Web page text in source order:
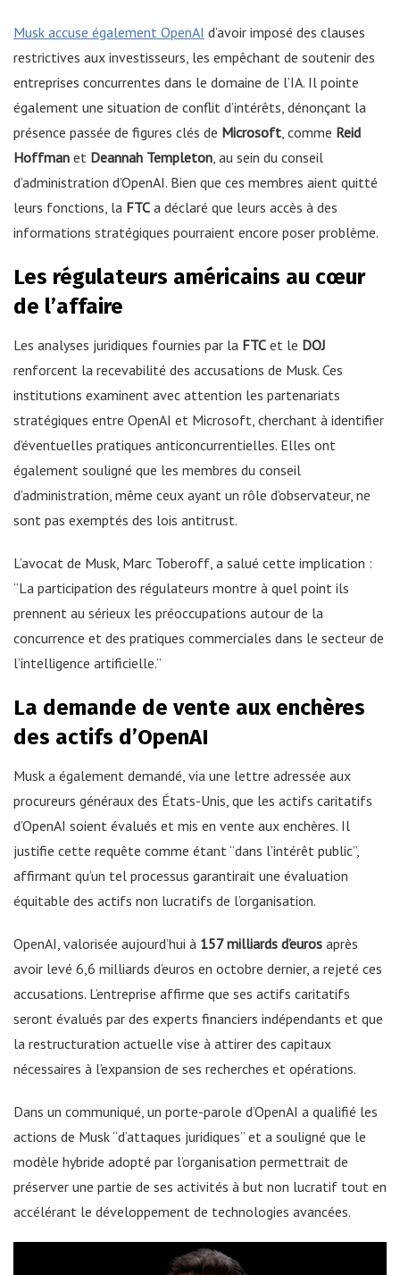
Musk accuse également OpenAI d’avoir imposé des clauses
restrictives aux investisseurs, les empêchant de soutenir des
entreprises concurrentes dans le domaine de l’IA. Il pointe
également une situation de conflit d’intérêts, dénonçant la
présence passée de figures clés de Microsoft, comme Reid
Hoffman et Deannah Templeton, au sein du conseil
d’administration d’OpenAI. Bien que ces membres aient quitté
leurs fonctions, la FTC a déclaré que leurs accès à des
informations stratégiques pourraient encore poser problème.
Les régulateurs américains au cœur
de l’affaire
Les analyses juridiques fournies par la FTC et le DOJ
renforcent la recevabilité des accusations de Musk. Ces
institutions examinent avec attention les partenariats
stratégiques entre OpenAI et Microsoft, cherchant à identifier
d’éventuelles pratiques anticoncurrentielles. Elles ont
également souligné que les membres du conseil
d’administration, même ceux ayant un rôle d’observateur, ne
sont pas exemptés des lois antitrust.
L’avocat de Musk, Marc Toberoff, a salué cette implication :
“La participation des régulateurs montre à quel point ils
prennent au sérieux les préoccupations autour de la
concurrence et des pratiques commerciales dans le secteur de
l’intelligence artificielle.”
La demande de vente aux enchères
des actifs d’OpenAI
Musk a également demandé, via une lettre adressée aux
procureurs généraux des États-Unis, que les actifs caritatifs
d’OpenAI soient évalués et mis en vente aux enchères. Il
justifie cette requête comme étant “dans l’intérêt public”,
affirmant qu’un tel processus garantirait une évaluation
équitable des actifs non lucratifs de l’organisation.
OpenAI, valorisée aujourd’hui à 157 milliards d’euros après
avoir levé 6,6 milliards d’euros en octobre dernier, a rejeté ces
accusations. L’entreprise affirme que ses actifs caritatifs
seront évalués par des experts financiers indépendants et que
la restructuration actuelle vise à attirer des capitaux
nécessaires à l’expansion de ses recherches et opérations.
Dans un communiqué, un porte-parole d’OpenAI a qualifié les
actions de Musk “d’attaques juridiques” et a souligné que le
modèle hybride adopté par l’organisation permettrait de
préserver une partie de ses activités à but non lucratif tout en
accélérant le développement de technologies avancées.